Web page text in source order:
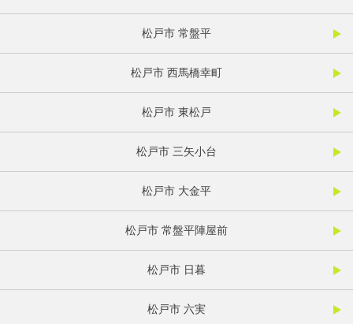
松戸市 常盤平
松戸市 西馬橋幸町
松戸市 東松戸
松戸市 三矢小台
松戸市 大金平
松戸市 常盤平陣屋前
松戸市 日暮
松戸市 六実